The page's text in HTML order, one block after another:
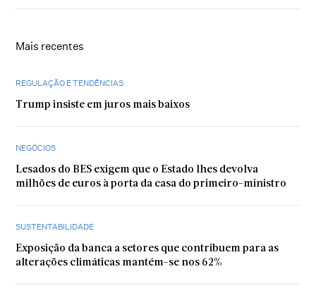
Mais recentes
REGULAÇÃO E TENDÊNCIAS
Trump insiste em juros mais baixos
NEGÓCIOS
Lesados do BES exigem que o Estado lhes devolva
milhões de euros à porta da casa do primeiro-ministro
SUSTENTABILIDADE
Exposição da banca a setores que contribuem para as
alterações climáticas mantém-se nos 62%